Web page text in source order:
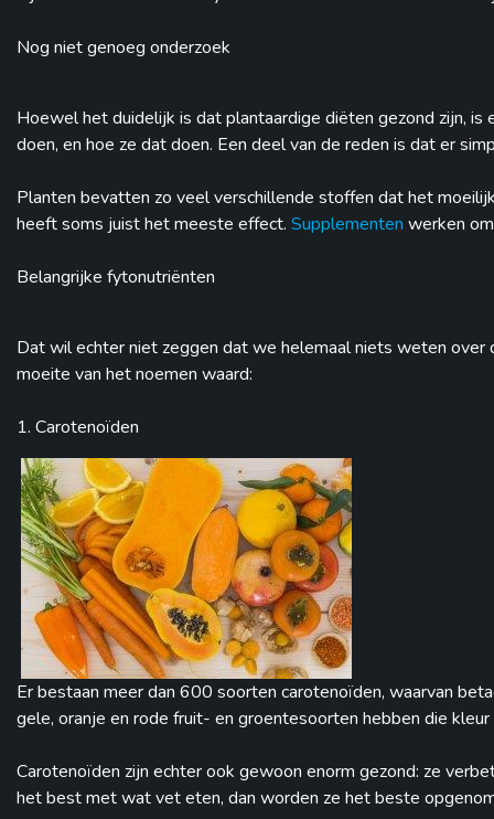
Nog niet genoeg onderzoek
Hoewel het duidelijk is dat plantaardige diëten gezond zijn,
doen, en hoe ze dat doen. Een deel van de reden is dat er
Planten bevatten zo veel verschillende stoffen dat het
heeft soms juist het meeste effect. Supplementen werken
Belangrijke fytonutriënten
Dat wil echter niet zeggen dat we helemaal niets weten
moeite van het noemen waard:
1. Carotenoïden
Er bestaan meer dan 600 soorten carotenoïden, waarvan
gele, oranje en rode fruit- en groentesoorten hebben die
Carotenoïden zijn echter ook gewoon enorm gezond: ze
het best met wat vet eten, dan worden ze het beste